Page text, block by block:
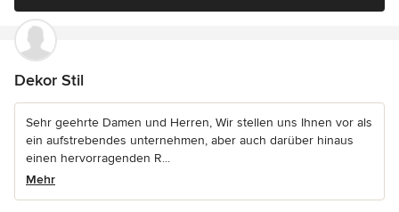
Dekor Stil
Sehr geehrte Damen und Herren, Wir stellen uns Ihnen vor als
ein aufstrebendes unternehmen, aber auch darüber hinaus
einen hervorragenden R...
Mehr